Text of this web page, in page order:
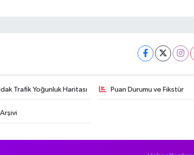
Trafik Yoğunluk Haritası Puan Durumu ve Fikstür